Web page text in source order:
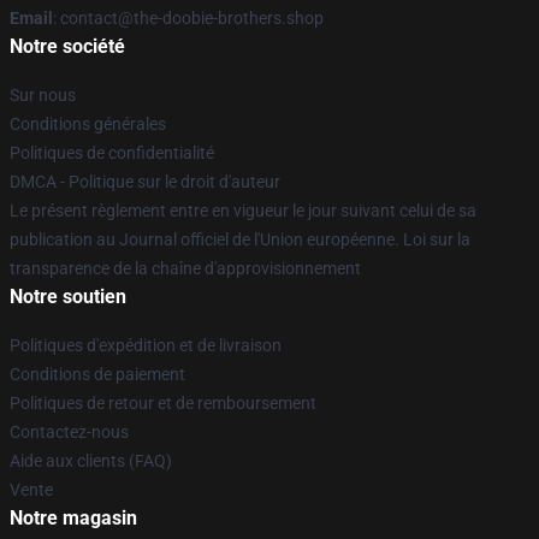
Email : contact@the-doobie-brothers.shop
Notre société
Sur nous
Conditions générales
Politiques de confidentialité
DMCA - Politique sur le droit d'auteur
Le présent règlement entre en vigueur le jour suivant celui de sa
publication au Journal officiel de l'Union européenne. Loi sur la
transparence de la chaîne d'approvisionnement
Notre soutien
Politiques d'expédition et de livraison
Conditions de paiement
Politiques de retour et de remboursement
Contactez-nous
Aide aux clients (FAQ)
Vente
Notre magasin